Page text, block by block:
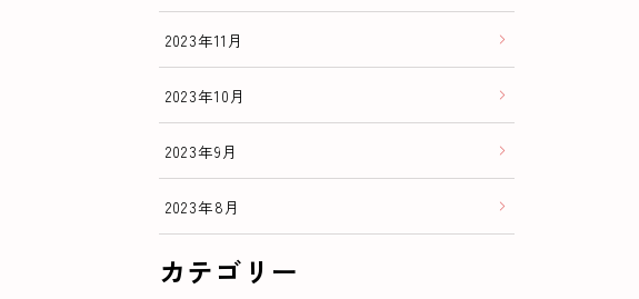
2023年11月
2023年10月
2023年9月
2023年8月
カテゴリー